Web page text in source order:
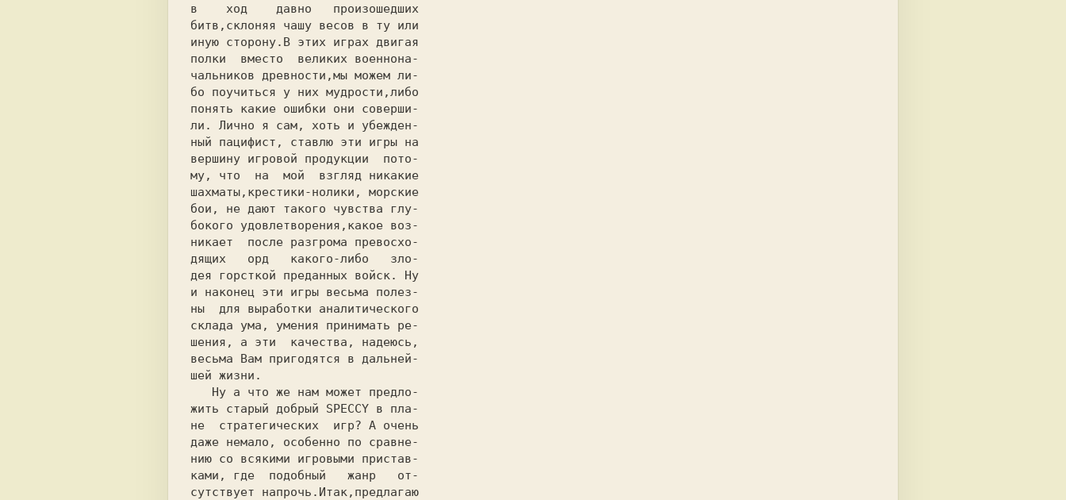
в    ход    давно   произошедших
битв,склоняя чашу весов в ту или
иную сторону.В этих играх двигая
полки  вместо  великих военнона-
чальников древности,мы можем ли-
бо поучиться у них мудрости,либо
понять какие ошибки они соверши-
ли. Лично я сам, хоть и убежден-
ный пацифист, ставлю эти игры на
вершину игровой продукции  пото-
му, что  на  мой  взгляд никакие
шахматы,крестики-нолики, морские
бои, не дают такого чувства глу-
бокого удовлетворения,какое воз-
никает  после разгрома превосхо-
дящих   орд   какого-либо   зло-
дея горсткой преданных войск. Ну
и наконец эти игры весьма полез-
ны  для выработки аналитического
склада ума, умения принимать ре-
шения, а эти  качества, надеюсь,
весьма Вам пригодятся в дальней-
шей жизни.
жить старый добрый SPECCY в пла-
не  стратегических  игр? А очень
даже немало, особенно по сравне-
нию со всякими игровыми пристав-
ками, где  подобный   жанр   от-
сутствует напрочь.Итак,предлагаю